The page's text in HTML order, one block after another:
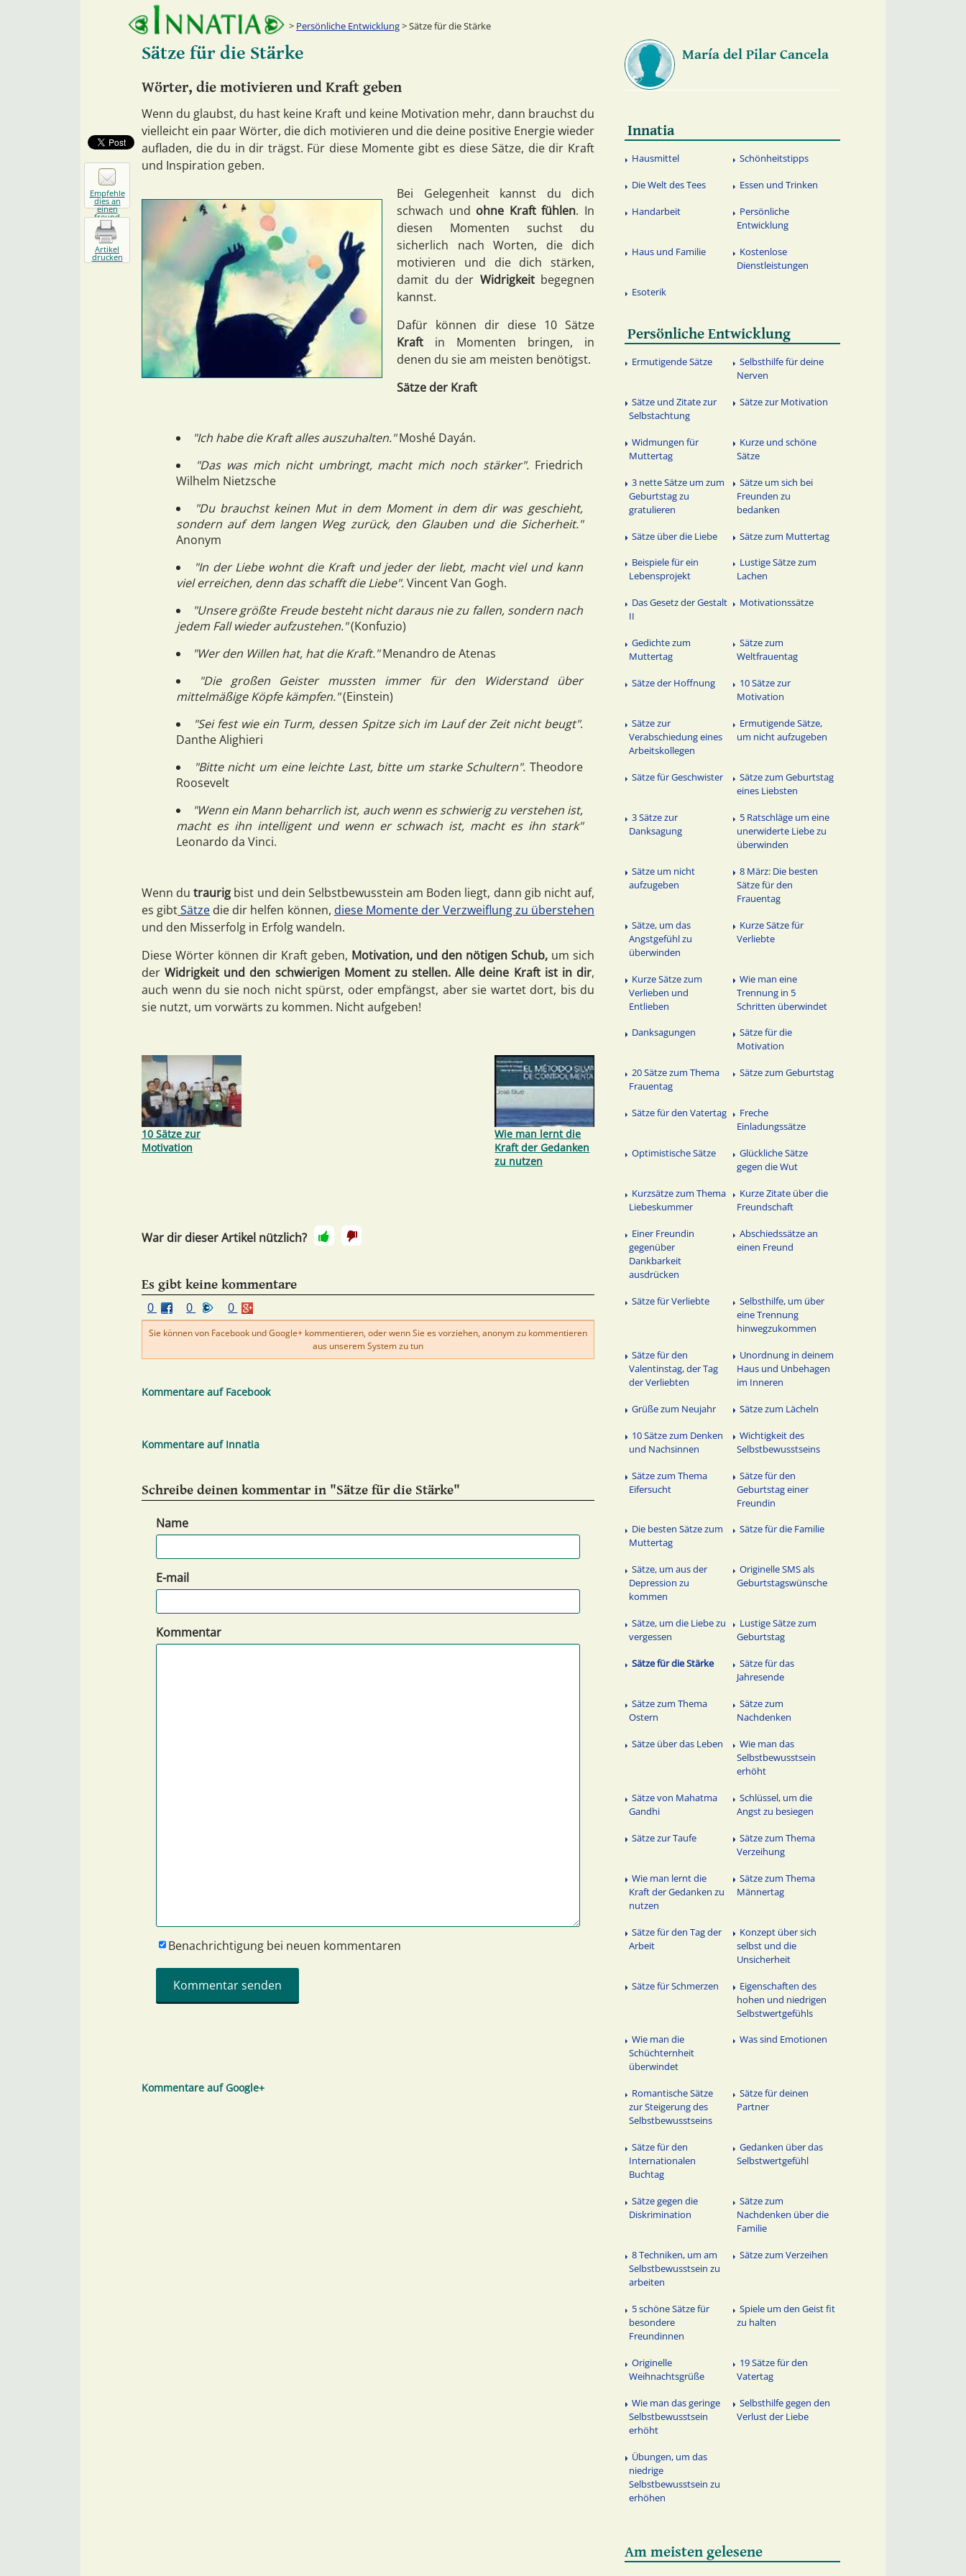
Persönliche Entwicklung> Sätze für die Stärke
Sätze für die Stärke
Wörter, die motivieren und Kraft geben
Wenn du glaubst, du hast keine Kraft und keine Motivation mehr, dann brauchst du
vielleicht ein paar Wörter, die dich motivieren und die deine positive Energie wieder
aufladen, die du in dir trägst. Für diese Momente gibt es diese Sätze, die dir Kraft
und Inspiration geben.
Bei Gelegenheit kannst du dich
schwach und ohne Kraft fühlen. In
diesen Momenten suchst du
sicherlich nach Worten, die dich
motivieren und die dich stärken,
damit du der Widrigkeitbegegnen
kannst.
Dafür können dir diese 10 Sätze
Kraft in Momenten bringen, in
denen du sie am meisten benötigst.
Sätze der Kraft
"Ich habe die Kraft alles auszuhalten."Moshé Dayán.
"Das was mich nicht umbringt, macht mich noch stärker". Friedrich
Wilhelm Nietzsche
"Du brauchst keinen Mut in dem Moment in dem dir was geschieht,
sondern auf dem langen Weg zurück, den Glauben und die Sicherheit."
Anonym
"In der Liebe wohnt die Kraft und jeder der liebt, macht viel und kann
viel erreichen, denn das schafft die Liebe".Vincent Van Gogh.
"Unsere größte Freude besteht nicht daraus nie zu fallen, sondern nach
jedem Fall wieder aufzustehen."(Konfuzio)
"Wer den Willen hat, hat die Kraft."Menandro de Atenas
"Die großen Geister mussten immer für den Widerstand über
mittelmäßige Köpfe kämpfen."(Einstein)
"Sei fest wie ein Turm, dessen Spitze sich im Lauf der Zeit nicht beugt".
Danthe Alighieri
"Bitte nicht um eine leichte Last, bitte um starke Schultern". Theodore
Roosevelt
"Wenn ein Mann beharrlich ist, auch wenn es schwierig zu verstehen ist,
macht es ihn intelligent und wenn er schwach ist, macht es ihn stark"
Leonardo da Vinci.
Wenn dutraurig bist und dein Selbstbewusstein am Boden liegt, dann gib nicht auf,
es gibtSätze die dir helfen können, diese Momente der Verzweiflung zu überstehen
und den Misserfolg in Erfolg wandeln.
Diese Wörter können dir Kraft geben, Motivation, und den nötigen Schub, um sich
derWidrigkeit und den schwierigen Moment zu stellen. Alle deine Kraft ist in dir,
auch wenn du sie noch nicht spürst, oder empfängst, aber sie wartet dort, bis du
sie nutzt, um vorwärts zu kommen. Nicht aufgeben!
10 Sätze zur
Motivation
Wie man lernt die
Kraft der Gedanken
zu nutzen
War dir dieser Artikel nützlich?
Es gibt keine kommentare
0
0 0
Sie können von Facebook und Google+ kommentieren, oder wenn Sie es vorziehen, anonym zu kommentieren
aus unserem System zu tun
Kommentare auf Facebook
Kommentare auf Innatia
Schreibe deinen kommentar in "Sätze für die Stärke"
Name
E-mail
Kommentar
Benachrichtigung bei neuen kommentaren
Kommentare auf Google+
María del Pilar Cancela
Innatia
Hausmittel Schönheitstipps
Die Welt des Tees Essen und Trinken
Handarbeit
Persönliche
Entwicklung
Haus und Familie
Kostenlose
Dienstleistungen
Esoterik
Persönliche Entwicklung
Ermutigende Sätze
Selbsthilfe für deine
Nerven
Sätze und Zitate zur
Selbstachtung
Sätze zur Motivation
Widmungen für
Muttertag
Kurze und schöne
Sätze
3 nette Sätze um zum
Geburtstag zu
gratulieren
Sätze um sich bei
Freunden zu
bedanken
Sätze über die Liebe Sätze zum Muttertag
Beispiele für ein
Lebensprojekt
Lustige Sätze zum
Lachen
Das Gesetz der Gestalt
II
Motivationssätze
Gedichte zum
Muttertag
Sätze zum
Weltfrauentag
Sätze der Hoffnung
10 Sätze zur
Motivation
Sätze zur
Verabschiedung eines
Arbeitskollegen
Ermutigende Sätze,
um nicht aufzugeben
Sätze für Geschwister
Sätze zum Geburtstag
eines Liebsten
3 Sätze zur
Danksagung
5 Ratschläge um eine
unerwiderte Liebe zu
überwinden
Sätze um nicht
aufzugeben
8 März: Die besten
Sätze für den
Frauentag
Sätze, um das
Angstgefühl zu
überwinden
Kurze Sätze für
Verliebte
Kurze Sätze zum
Verlieben und
Entlieben
Wie man eine
Trennung in 5
Schritten überwindet
Danksagungen
Sätze für die
Motivation
20 Sätze zum Thema
Frauentag
Sätze zum Geburtstag
Sätze für den Vatertag
Freche
Einladungssätze
Optimistische Sätze
Glückliche Sätze
gegen die Wut
Kurzsätze zum Thema
Liebeskummer
Kurze Zitate über die
Freundschaft
Einer Freundin
gegenüber
Dankbarkeit
ausdrücken
Abschiedssätze an
einen Freund
Sätze für Verliebte
Selbsthilfe, um über
eine Trennung
hinwegzukommen
Sätze für den
Valentinstag, der Tag
der Verliebten
Unordnung in deinem
Haus und Unbehagen
im Inneren
Grüße zum Neujahr Sätze zum Lächeln
10 Sätze zum Denken
und Nachsinnen
Wichtigkeit des
Selbstbewusstseins
Sätze zum Thema
Eifersucht
Sätze für den
Geburtstag einer
Freundin
Die besten Sätze zum
Muttertag
Sätze für die Familie
Sätze, um aus der
Depression zu
kommen
Originelle SMS als
Geburtstagswünsche
Sätze, um die Liebe zu
vergessen
Lustige Sätze zum
Geburtstag
Sätze für die Stärke
Sätze für das
Jahresende
Sätze zum Thema
Ostern
Sätze zum
Nachdenken
Sätze über das Leben
Wie man das
Selbstbewusstsein
erhöht
Sätze von Mahatma
Gandhi
Schlüssel, um die
Angst zu besiegen
Sätze zur Taufe
Sätze zum Thema
Verzeihung
Wie man lernt die
Kraft der Gedanken zu
nutzen
Sätze zum Thema
Männertag
Sätze für den Tag der
Arbeit
Konzept über sich
selbst und die
Unsicherheit
Sätze für Schmerzen
Eigenschaften des
hohen und niedrigen
Selbstwertgefühls
Wie man die
Schüchternheit
überwindet
Was sind Emotionen
Romantische Sätze
zur Steigerung des
Selbstbewusstseins
Sätze für deinen
Partner
Sätze für den
Internationalen
Buchtag
Gedanken über das
Selbstwertgefühl
Sätze gegen die
Diskrimination
Sätze zum
Nachdenken über die
Familie
8 Techniken, um am
Selbstbewusstsein zu
arbeiten
Sätze zum Verzeihen
5 schöne Sätze für
besondere
Freundinnen
Spiele um den Geist fit
zu halten
Originelle
Weihnachtsgrüße
19 Sätze für den
Vatertag
Wie man das geringe
Selbstbewusstsein
erhöht
Selbsthilfe gegen den
Verlust der Liebe
Übungen, um das
niedrige
Selbstbewusstsein zu
erhöhen
Am meisten gelesene
Empfehle
dies an
einen
freund
Artikel
drucken